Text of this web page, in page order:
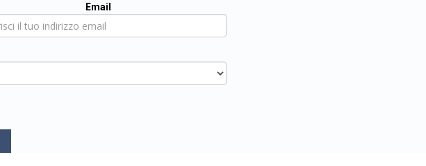
Email